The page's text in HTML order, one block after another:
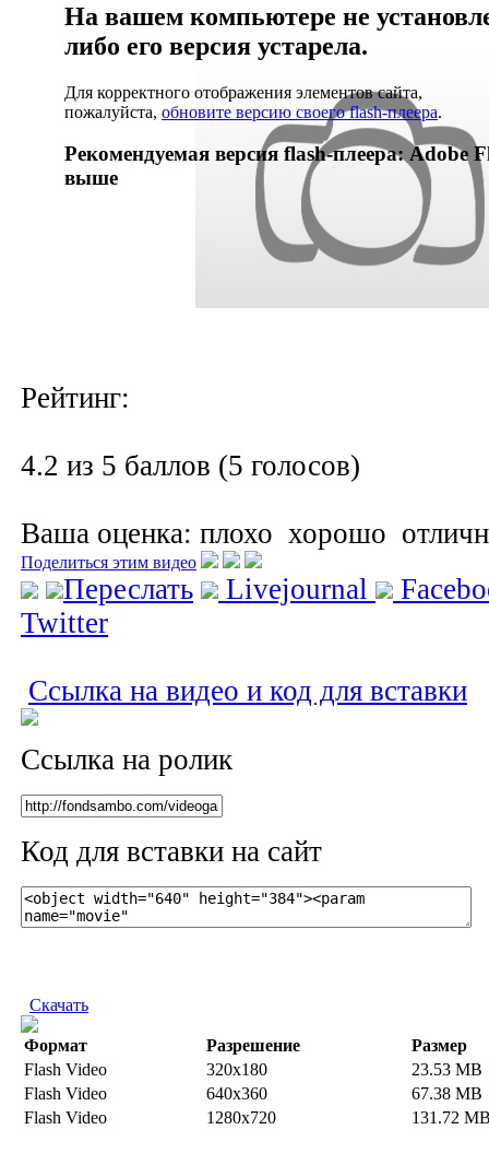
На вашем компьютере не
либо его версия устарела.
Для корректного отображения элементов сайта,
пожалуйста, обновите версию своего flash-плеера.
Рекомендуемая версия flash-плеера: Adobe
выше
Рейтинг:
4.2 из 5 баллов (5 голосов)
Ваша оценка: плохо хорошо
Поделиться этим видео
Переслать Livejournal
Twitter
Ссылка на видео и код для вставки
Ссылка на ролик
Код для вставки на сайт
Скачать
Формат Разрешение
Размер
Flash Video
320x180
23.53 MB
Flash Video
640x360
67.38 MB
Flash Video
1280x720 131.72